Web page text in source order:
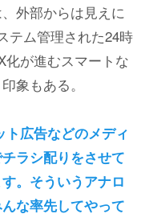
外部からは見えに
テム管理された24時
化が進むスマートな
象もある。
ト広告などのメディ
ラシ配りをさせて
。そういうアナロ
な率先してやって